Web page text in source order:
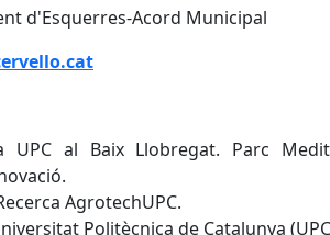
d'Esquerres-Acord Municipal
UPC al Baix Llobregat. Parc
AgrotechUPC.
Politècnica de Catalunya